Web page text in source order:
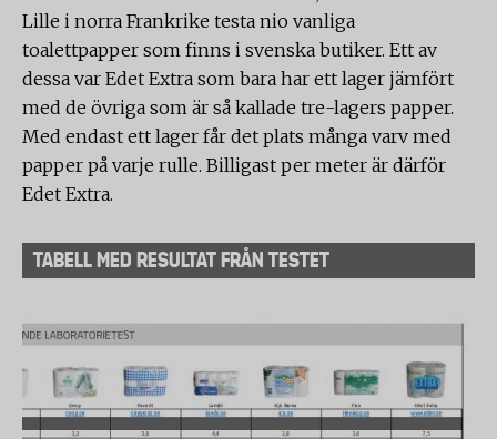
Lille i norra Frankrike testa nio vanliga
toalettpapper som finns i svenska butiker. Ett av
dessa var Edet Extra som bara har ett lager jämfört
med de övriga som är så kallade tre-lagers papper.
Med endast ett lager får det plats många varv med
papper på varje rulle. Billigast per meter är därför
Edet Extra.
TABELL MED RESULTAT FRÅN TESTET